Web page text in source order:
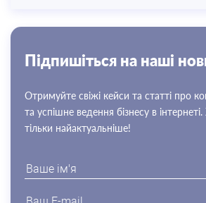
Пiдпишiться на нашi
Отримуйте свіжі кейси та статті про
та успішне ведення бізнесу в
тільки найактуальніше!